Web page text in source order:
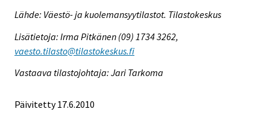
Lähde: Väestö- ja kuolemansyytilastot. Tilastokeskus
Lisätietoja: Irma Pitkänen (09) 1734 3262,
vaesto.tilasto@tilastokeskus.fi
Vastaava tilastojohtaja: Jari Tarkoma
Päivitetty 17.6.2010